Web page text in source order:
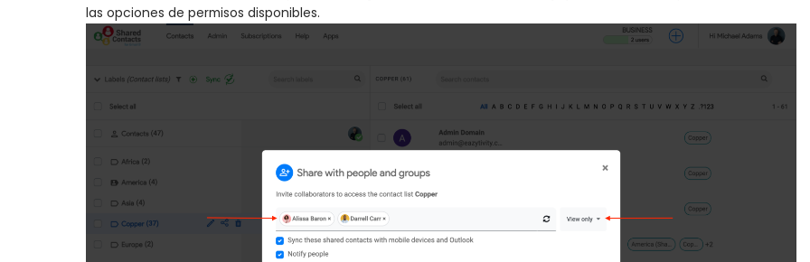
las opciones de permisos disponibles.